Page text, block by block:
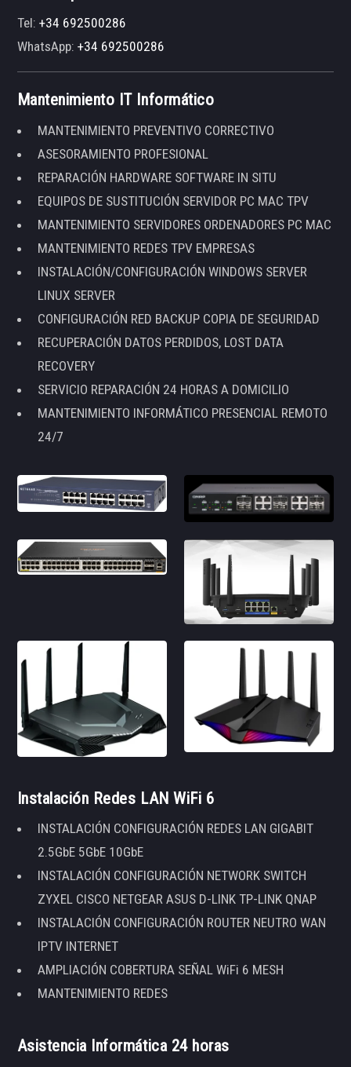
Tel:+34 692500286
WhatsApp:+34 692500286
Mantenimiento IT Informático
MANTENIMIENTO PREVENTIVO CORRECTIVO
ASESORAMIENTO PROFESIONAL
REPARACIÓN HARDWARE SOFTWARE IN SITU
EQUIPOS DE SUSTITUCIÓN SERVIDOR PC MAC TPV
MANTENIMIENTO SERVIDORES ORDENADORES PC MAC
MANTENIMIENTO REDES TPV EMPRESAS
INSTALACIÓN/CONFIGURACIÓN WINDOWS SERVER
LINUX SERVER
CONFIGURACIÓN RED BACKUP COPIA DE SEGURIDAD
RECUPERACIÓN DATOS PERDIDOS, LOST DATA
RECOVERY
SERVICIO REPARACIÓN 24 HORAS A DOMICILIO
MANTENIMIENTO INFORMÁTICO PRESENCIAL REMOTO
24/7
Instalación Redes LAN WiFi 6
INSTALACIÓN CONFIGURACIÓN REDES LAN GIGABIT
2.5GbE 5GbE 10GbE
INSTALACIÓN CONFIGURACIÓN NETWORK SWITCH
ZYXEL CISCO NETGEAR ASUS D-LINK TP-LINK QNAP
INSTALACIÓN CONFIGURACIÓN ROUTER NEUTRO WAN
IPTV INTERNET
AMPLIACIÓN COBERTURA SEÑAL WiFi 6 MESH
MANTENIMIENTO REDES
Asistencia Informática 24 horas